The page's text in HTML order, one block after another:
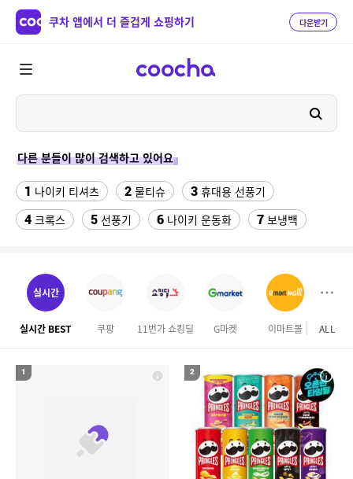
쿠차 앱에서 더 즐겁게 쇼핑하기 다운받기
다른 분들이 많이 검색하고 있어요
1 나이키 티셔츠 2 물티슈 3 휴대용 선풍기
4 크록스 5 선풍기 6 나이키 운동화 7 보냉백
11 삼성갤럭시북프로, 32gb, win11포함
12 성인용세발자전거중고
13 고려은단 비타민C 1000 600정
위닉스 공기청정기 타워 XQ600 필터
침대 매트리스 퀸
팔찌부자재
차량용스프레이페인트 얇은여자니트
ALL
실시간
실시간 BEST 쿠팡 11번가 쇼킹딜 G마켓 이마트몰 하이
1 2